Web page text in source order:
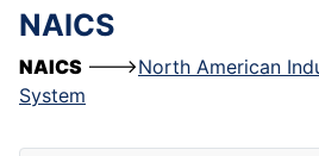
NAICS
NAICS --->North American
System